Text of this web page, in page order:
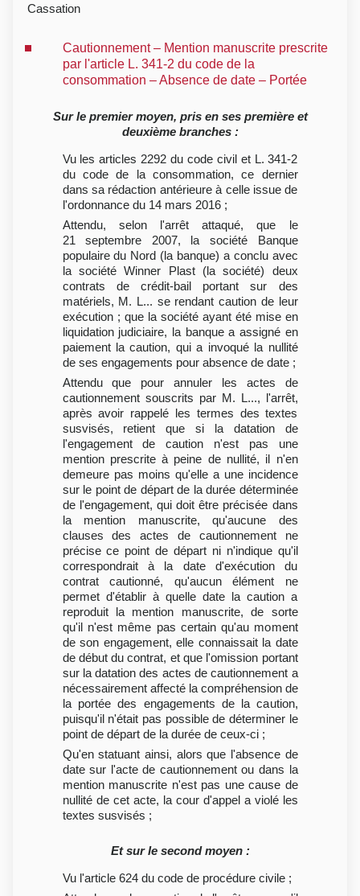
Cassation
Cautionnement – Mention manuscrite prescrite
par l'article L. 341-2 du code de la
consommation – Absence de date – Portée
Sur le premier moyen, pris en ses première et
deuxième branches :
Vu les articles 2292 du code civil et L. 341-2
du code de la consommation, ce dernier
dans sa rédaction antérieure à celle issue de
l'ordonnance du 14 mars 2016 ;
Attendu, selon l'arrêt attaqué, que le
21 septembre 2007, la société Banque
populaire du Nord (la banque) a conclu avec
la société Winner Plast (la société) deux
contrats de crédit-bail portant sur des
matériels, M. L... se rendant caution de leur
exécution ; que la société ayant été mise en
liquidation judiciaire, la banque a assigné en
paiement la caution, qui a invoqué la nullité
de ses engagements pour absence de date ;
Attendu que pour annuler les actes de
cautionnement souscrits par M. L..., l'arrêt,
après avoir rappelé les termes des textes
susvisés, retient que si la datation de
l'engagement de caution n'est pas une
mention prescrite à peine de nullité, il n'en
demeure pas moins qu'elle a une incidence
sur le point de départ de la durée déterminée
de l'engagement, qui doit être précisée dans
la mention manuscrite, qu'aucune des
clauses des actes de cautionnement ne
précise ce point de départ ni n'indique qu'il
correspondrait à la date d'exécution du
contrat cautionné, qu'aucun élément ne
permet d'établir à quelle date la caution a
reproduit la mention manuscrite, de sorte
qu'il n'est même pas certain qu'au moment
de son engagement, elle connaissait la date
de début du contrat, et que l'omission portant
sur la datation des actes de cautionnement a
nécessairement affecté la compréhension de
la portée des engagements de la caution,
puisqu'il n'était pas possible de déterminer le
point de départ de la durée de ceux-ci ;
Qu'en statuant ainsi, alors que l'absence de
date sur l'acte de cautionnement ou dans la
mention manuscrite n'est pas une cause de
nullité de cet acte, la cour d'appel a violé les
textes susvisés ;
Et sur le second moyen :
Vu l'article 624 du code de procédure civile ;